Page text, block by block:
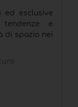
ed esclusive
e
di spazio nei